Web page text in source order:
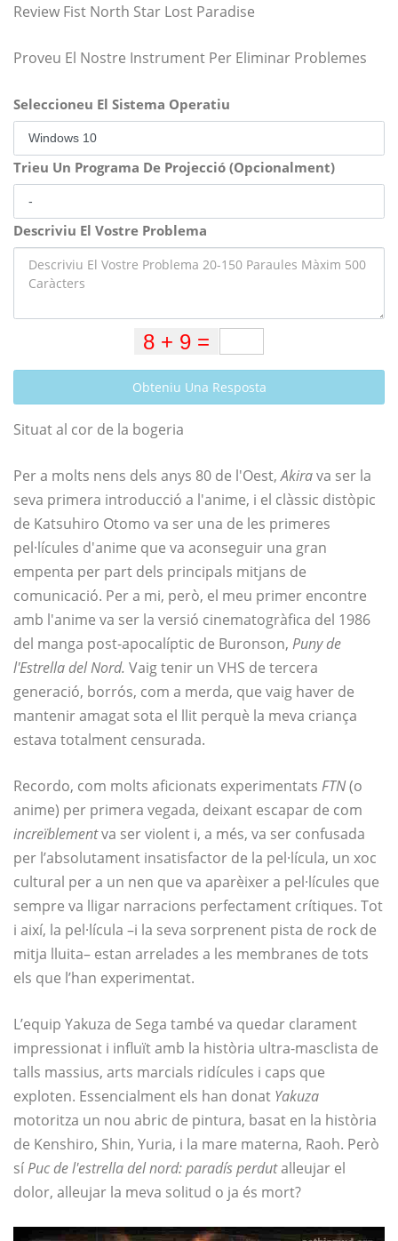
Review Fist North Star Lost Paradise
Proveu El Nostre Instrument Per Eliminar Problemes
Seleccioneu El Sistema Operatiu
Trieu Un Programa De Projecció (Opcionalment)
Descriviu El Vostre Problema
Obteniu Una Resposta
Situat al cor de la bogeria
Per a molts nens dels anys 80 de l'Oest,Akirava ser la
seva primera introducció a l'anime, i el clàssic distòpic
de Katsuhiro Otomo va ser una de les primeres
pel·lícules d'anime que va aconseguir una gran
empenta per part dels principals mitjans de
comunicació. Per a mi, però, el meu primer encontre
amb l'anime va ser la versió cinematogràfica del 1986
del manga post-apocalíptic de Buronson, Puny de
l'Estrella del Nord. Vaig tenir un VHS de tercera
generació, borrós, com a merda, que vaig haver de
mantenir amagat sota el llit perquè la meva criança
estava totalment censurada.
Recordo, com molts aficionats experimentats FTN(o
anime) per primera vegada, deixant escapar de com
increïblementva ser violent i, a més, va ser confusada
per l’absolutament insatisfactor de la pel·lícula, un xoc
cultural per a un nen que va aparèixer a pel·lícules que
sempre va lligar narracions perfectament crítiques. Tot
i així, la pel·lícula –i la seva sorprenent pista de rock de
mitja lluita– estan arrelades a les membranes de tots
els que l’han experimentat.
L’equip Yakuza de Sega també va quedar clarament
impressionat i influït amb la història ultra-masclista de
talls massius, arts marcials ridícules i caps que
exploten. Essencialment els han donat Yakuza
motoritza un nou abric de pintura, basat en la història
de Kenshiro, Shin, Yuria, i la mare materna, Raoh. Però
síPuc de l'estrella del nord: paradís perdutalleujar el
dolor, alleujar la meva solitud o ja és mort?